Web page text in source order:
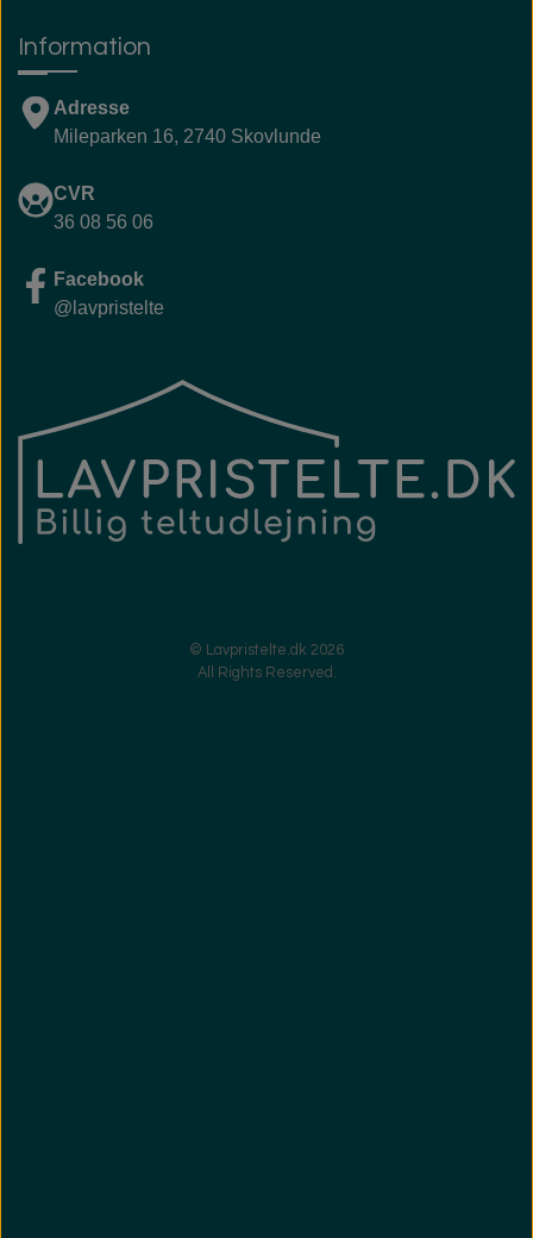
Information
Adresse
Mileparken 16, 2740 Skovlunde
CVR
36 08 56 06
Facebook
@lavpristelte
© Lavpristelte.dk 2026
All Rights Reserved.